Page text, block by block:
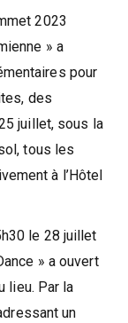
2023
» a
pour
des
juillet, sous la
tous les
à l’Hôtel
le 28 juillet
» a ouvert
lieu. Par la
un